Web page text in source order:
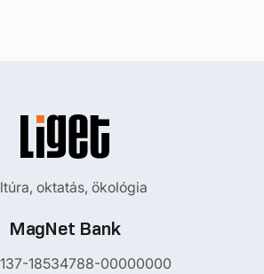
oktatás, ökológia
MagNet Bank
18534788-00000000